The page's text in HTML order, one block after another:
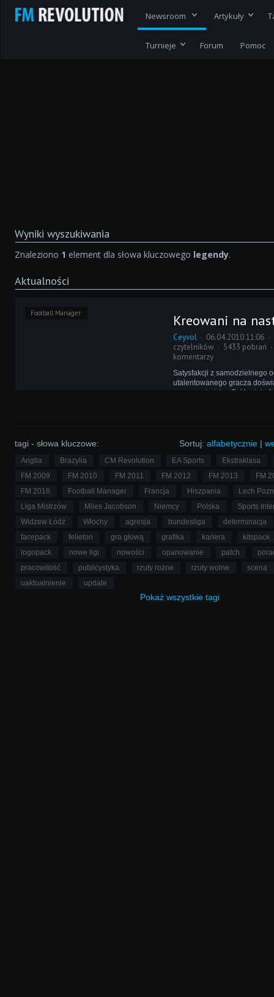
Newsroom Artykuły
Turnieje Forum Pomoc
Wyniki wyszukiwania
Znaleziono 1 element dla słowa kluczowego legendy.
Aktualności
Football Manager Kreowani na
Ceyvol 06.04.2010 11:06
czytelników
5433 pobrań
komentarzy
Satysfakcji z samodzielnego
utalentowanego gracza
zapewne każdy eFeManiak.
Sortuj: alfabetycznie |
tagi - słowa kluczowe:
Anglia Brazylia CM Revolution EA Sports
Ekstraklasa
FM 2009
FM 2010 FM 2011 FM 2012 FM 2013
FM
FM 2016
Football Manager Francja Hiszpania
Lech
Liga Mistrzów
Miles Jacobson Niemcy Polska
Sports
Widzew Łódź
Włochy agresja bundesliga
determinacja
facepack
felieton gra głową grafika kariera
kitspack
logopack
nowe ligi nowości opanowanie patch
pracowitość
publicystyka rzuty rożne rzuty wolne
scena
uaktualnienie
update
Pokaż wszystkie tagi